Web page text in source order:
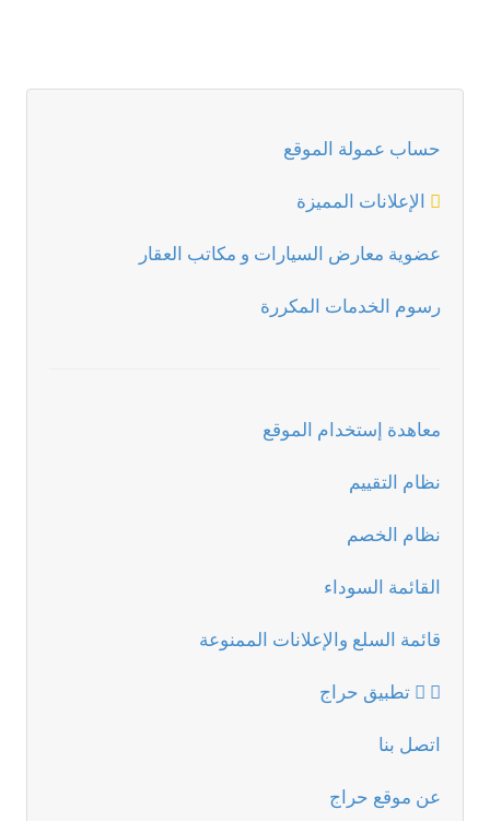
حساب عمولة الموقع
الإعلانات المميزة
عضوية معارض السيارات و مكاتب العقار
رسوم الخدمات المكررة
معاهدة إستخدام الموقع
نظام التقييم
نظام الخصم
القائمة السوداء
قائمة السلع والإعلانات الممنوعة
تطبيق حراج
اتصل بنا
عن موقع حراج